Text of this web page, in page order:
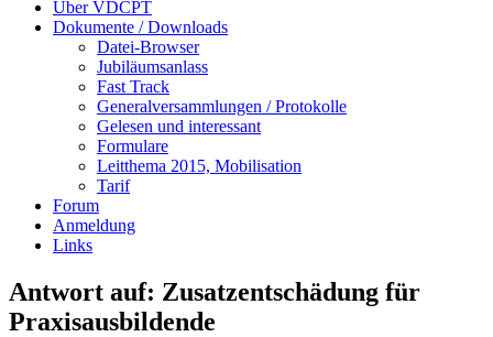
Über VDCPT
Dokumente / Downloads
Datei-Browser
Jubiläumsanlass
Fast Track
Generalversammlungen / Protokolle
Gelesen und interessant
Formulare
Leitthema 2015, Mobilisation
Tarif
Forum
Anmeldung
Links
Antwort auf: Zusatzentschädung für
Praxisausbildende